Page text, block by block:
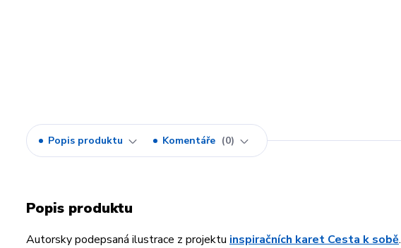
Popis produktu Komentáře 0
Popis produktu
Autorsky podepsaná ilustrace z projektu inspiračních karet Cesta k sobě.